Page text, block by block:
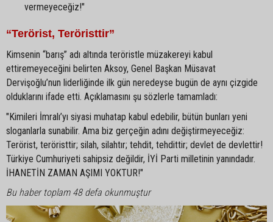
vermeyeceğiz!"
“Terörist, Teröristtir”
Kimsenin “barış” adı altında teröristle müzakereyi kabul
ettiremeyeceğini belirten Aksoy, Genel Başkan Müsavat
Dervişoğlu’nun liderliğinde ilk gün neredeyse bugün de aynı çizgide
olduklarını ifade etti. Açıklamasını şu sözlerle tamamladı:
"Kimileri İmralı’yı siyasi muhatap kabul edebilir, bütün bunları yeni
sloganlarla sunabilir. Ama biz gerçeğin adını değiştirmeyeceğiz:
Terörist, teröristtir; silah, silahtır; tehdit, tehdittir; devlet de devlettir!
Türkiye Cumhuriyeti sahipsiz değildir, İYİ Parti milletinin yanındadır.
İHANETİN ZAMAN AŞIMI YOKTUR!"
Bu haber toplam 48 defa okunmuştur